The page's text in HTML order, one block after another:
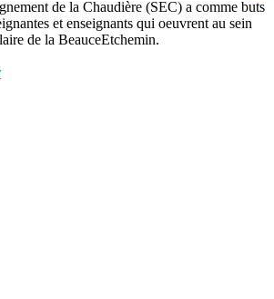
de la Chaudière (SEC) a comme buts
et enseignants qui oeuvrent au sein
de la BeauceEtchemin.